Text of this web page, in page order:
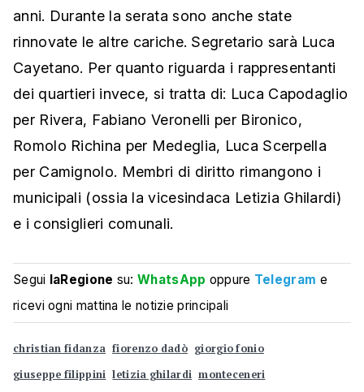
anni. Durante la serata sono anche state
rinnovate le altre cariche. Segretario sarà Luca
Cayetano. Per quanto riguarda i rappresentanti
dei quartieri invece, si tratta di: Luca Capodaglio
per Rivera, Fabiano Veronelli per Bironico,
Romolo Richina per Medeglia, Luca Scerpella
per Camignolo. Membri di diritto rimangono i
municipali (ossia la vicesindaca Letizia Ghilardi)
e i consiglieri comunali.
Segui laRegione su:WhatsApp oppure Telegram e
ricevi ogni mattina le notizie principali
christian fidanza fiorenzo dadò giorgio fonio
giuseppe filippini letizia ghilardi monteceneri